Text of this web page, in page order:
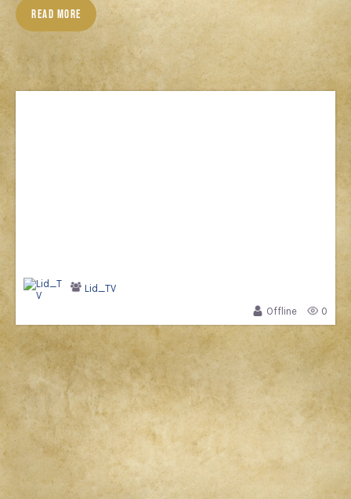
READ MORE
Lid_TV
Offline
0